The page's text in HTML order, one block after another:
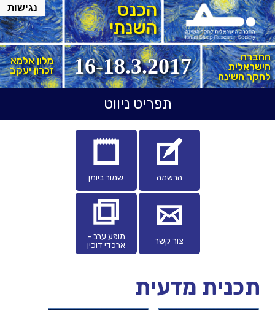
נגישות
הכנס
השנתי
החברה
הישראלית
לחקר השינה
מלון אלמא
זכרון יעקב
16-18.3.2017
ראשי
תפריט ניווט
הרשמהנפתח
חדש
שמור ביומןקובץ
ics
צור קשר
מופע ערב -
ארכדי דוכיןקובץ
מסוג
תכנית מדעית